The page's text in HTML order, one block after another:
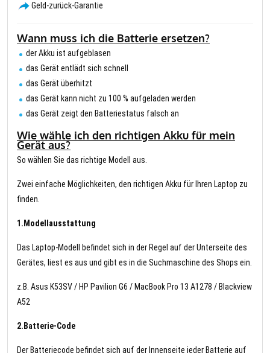
Geld-zurück-Garantie
Wann muss ich die Batterie ersetzen?
der Akku ist aufgeblasen
das Gerät entlädt sich schnell
das Gerät überhitzt
das Gerät kann nicht zu 100 % aufgeladen werden
das Gerät zeigt den Batteriestatus falsch an
Wie wähle ich den richtigen Akku für mein
Gerät aus?
So wählen Sie das richtige Modell aus.
Zwei einfache Möglichkeiten, den richtigen Akku für Ihren Laptop zu
finden.
1.Modellausstattung
Das Laptop-Modell befindet sich in der Regel auf der Unterseite des
Gerätes, liest es aus und gibt es in die Suchmaschine des Shops ein.
z.B. Asus K53SV / HP Pavilion G6 / MacBook Pro 13 A1278 / Blackview
A52
2.Batterie-Code
Der Batteriecode befindet sich auf der Innenseite jeder Batterie auf